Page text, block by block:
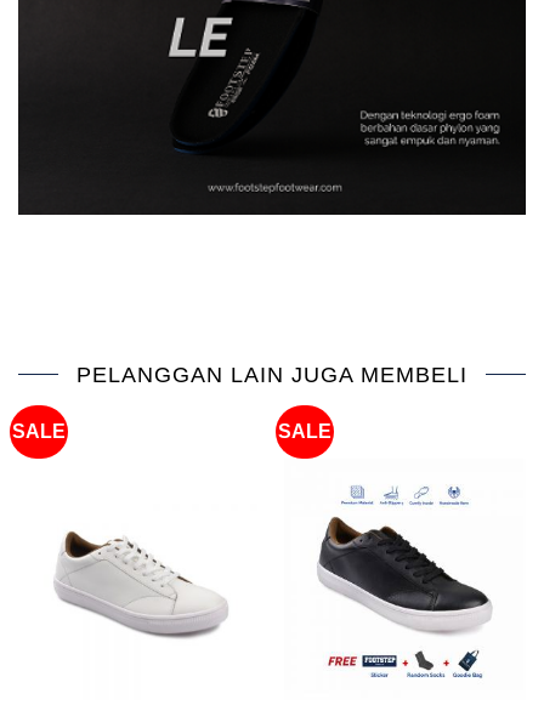
PELANGGAN LAIN JUGA MEMBELI
SALE SALE